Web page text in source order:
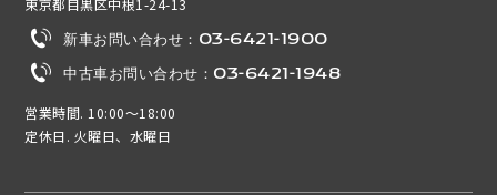
新車お問い合わせ：03-6421-1900
中古車お問い合わせ：03-6421-1948
営業時間. 10:00～18:00
定休日. 火曜日、水曜日